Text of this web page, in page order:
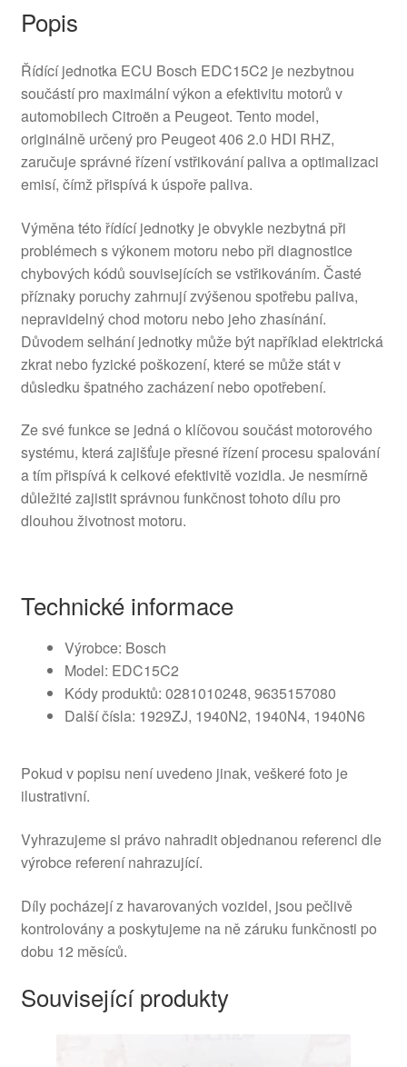
Popis
Řídící jednotka ECU Bosch EDC15C2 je nezbytnou
součástí pro maximální výkon a efektivitu motorů v
automobilech Citroën a Peugeot. Tento model,
originálně určený pro Peugeot 406 2.0 HDI RHZ,
zaručuje správné řízení vstřikování paliva a optimalizaci
emisí, čímž přispívá k úspoře paliva.
Výměna této řídící jednotky je obvykle nezbytná při
problémech s výkonem motoru nebo při diagnostice
chybových kódů souvisejících se vstřikováním. Časté
příznaky poruchy zahrnují zvýšenou spotřebu paliva,
nepravidelný chod motoru nebo jeho zhasínání.
Důvodem selhání jednotky může být například elektrická
zkrat nebo fyzické poškození, které se může stát v
důsledku špatného zacházení nebo opotřebení.
Ze své funkce se jedná o klíčovou součást motorového
systému, která zajišťuje přesné řízení procesu spalování
a tím přispívá k celkové efektivitě vozidla. Je nesmírně
důležité zajistit správnou funkčnost tohoto dílu pro
dlouhou životnost motoru.
Technické informace
Výrobce: Bosch
Model: EDC15C2
Kódy produktů: 0281010248, 9635157080
Další čísla: 1929ZJ, 1940N2, 1940N4, 1940N6
Pokud v popisu není uvedeno jinak, veškeré foto je
ilustrativní.
Vyhrazujeme si právo nahradit objednanou referenci dle
výrobce referení nahrazující.
Díly pocházejí z havarovaných vozidel, jsou pečlivě
kontrolovány a poskytujeme na ně záruku funkčnosti po
dobu 12 měsíců.
Související produkty